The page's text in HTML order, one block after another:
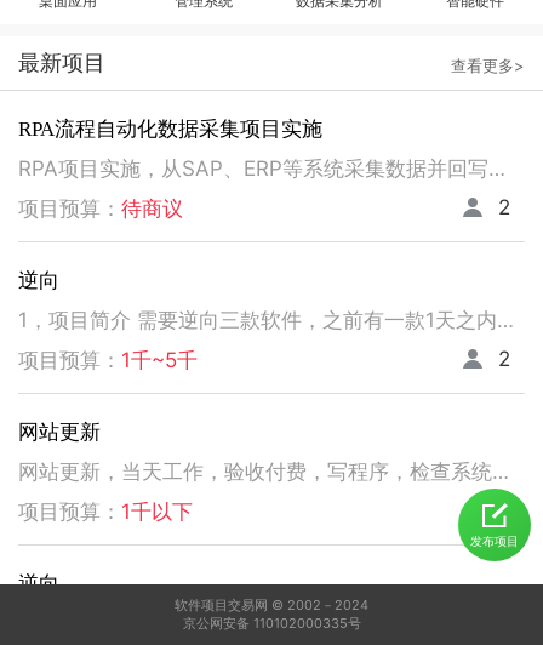
最新项目 查看更多>
RPA流程自动化数据采集项目实施
RPA项目实施，从SAP、ERP等系统采集数据并回写。请注意以下要求，不符合者请勿扰！ 1、熟悉掌握国内主流RPA设计实施，如弘玑、来也、艺赛旗等产品； 2、有大中型企业RPA流程设计、实施项目经验； 3、非远程、需要现场实施！！！！！！！
项目预算： 待商议 2
逆向
1，项目简介 需要逆向三款软件，之前有一款1天之内有人已经逆向出来，交付给我了。 2，功能需求 逆向出来后，不做任何功能改变，做加密授权就可以了三、人员要求 3，人员要求 精通逆向，做事速度快。不拖延项目进度，能保持实时交流，按时交付。 平台功能可正常使用，无明显bug。 提供项目源码
项目预算： 1千~5千 2
网站更新
网站更新，当天工作，验收付费，写程序，检查系统，更新资料库，按发现问题及时处理，写新的广州话A l软件
项目预算： 1千以下 5
逆向
发布项目
软件项目交易网 © 2002－2024
京公网安备 110102000335号